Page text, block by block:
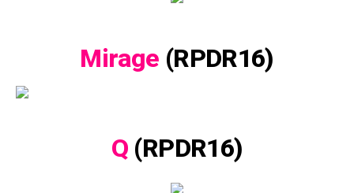
Mirage (RPDR16)
Q (RPDR16)